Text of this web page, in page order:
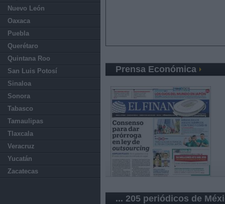
Nuevo León
Oaxaca
Puebla
Querétaro
Quintana Roo
San Luis Potosí
Sinaloa
Sonora
Tabasco
Tamaulipas
Tlaxcala
Veracruz
Yucatán
Zacatecas
Prensa Económica
... 205 periódicos de